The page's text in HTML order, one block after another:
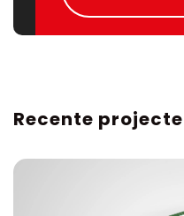
Recente